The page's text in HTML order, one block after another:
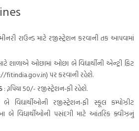
રાઉન્ડ માટે રજીસ્ટ્રેશન કરવાની તક આપવામાં
શાળાએ ઓછામાં ઓછા બે વિદ્યાર્થીની એન્ટ્રી ફિટ
fitindia.gov.in) પર કરવાની રહેશે.
: રૂપિયા 50/- રજીસ્ટ્રેશન-ફી રહેશે.
બે વિદ્યાર્થીઓની રજીસ્ટ્રેશન-ફી સ્કૂલ કમ્પોઝીટ
આ બે વિદ્યાર્થીઓની પસંદગી માટે આંતરિક ક્વીઝનું